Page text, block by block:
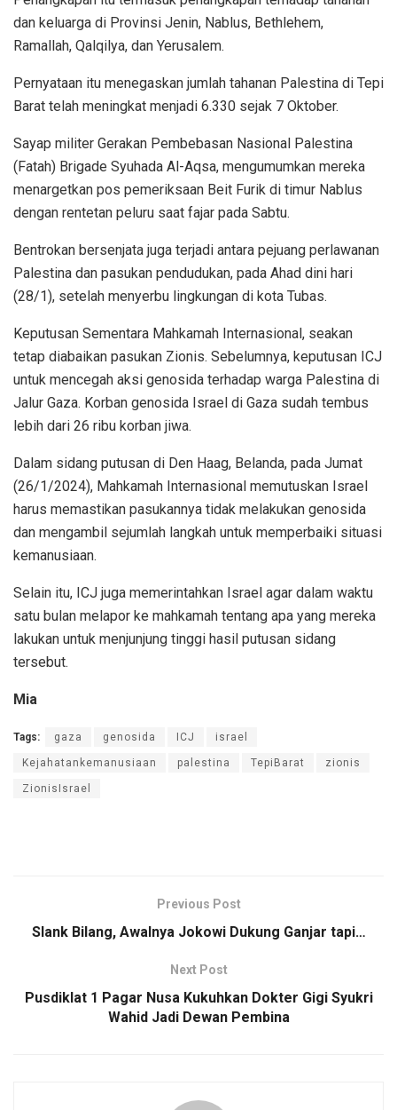
dan keluarga di Provinsi Jenin, Nablus, Bethlehem,
Ramallah, Qalqilya, dan Yerusalem.
Pernyataan itu menegaskan jumlah tahanan Palestina di Tepi
Barat telah meningkat menjadi 6.330 sejak 7 Oktober.
Sayap militer Gerakan Pembebasan Nasional Palestina
(Fatah) Brigade Syuhada Al-Aqsa, mengumumkan mereka
menargetkan pos pemeriksaan Beit Furik di timur Nablus
dengan rentetan peluru saat fajar pada Sabtu.
Bentrokan bersenjata juga terjadi antara pejuang perlawanan
Palestina dan pasukan pendudukan, pada Ahad dini hari
(28/1), setelah menyerbu lingkungan di kota Tubas.
Keputusan Sementara Mahkamah Internasional, seakan
tetap diabaikan pasukan Zionis. Sebelumnya, keputusan ICJ
untuk mencegah aksi genosida terhadap warga Palestina di
Jalur Gaza. Korban genosida Israel di Gaza sudah tembus
lebih dari 26 ribu korban jiwa.
Dalam sidang putusan di Den Haag, Belanda, pada Jumat
(26/1/2024), Mahkamah Internasional memutuskan Israel
harus memastikan pasukannya tidak melakukan genosida
dan mengambil sejumlah langkah untuk memperbaiki situasi
kemanusiaan.
Selain itu, ICJ juga memerintahkan Israel agar dalam waktu
satu bulan melapor ke mahkamah tentang apa yang mereka
lakukan untuk menjunjung tinggi hasil putusan sidang
tersebut.
Mia
Tags: gaza genosida ICJ israel
Kejahatankemanusiaan palestina TepiBarat zionis
ZionisIsrael
Previous Post
Slank Bilang, Awalnya Jokowi Dukung Ganjar tapi…
Next Post
Pusdiklat 1 Pagar Nusa Kukuhkan Dokter Gigi Syukri
Wahid Jadi Dewan Pembina